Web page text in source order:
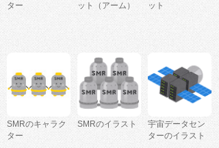
ター
ット（アーム）
ット
SMRのキャラク
ター
SMRのイラスト
宇宙データセン
ターのイラスト